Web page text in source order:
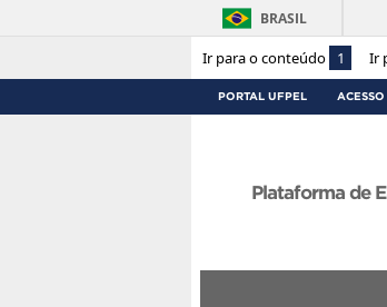
Ir para o conteúdo 1 Ir
BRASIL
PORTAL UFPEL
Plataforma de